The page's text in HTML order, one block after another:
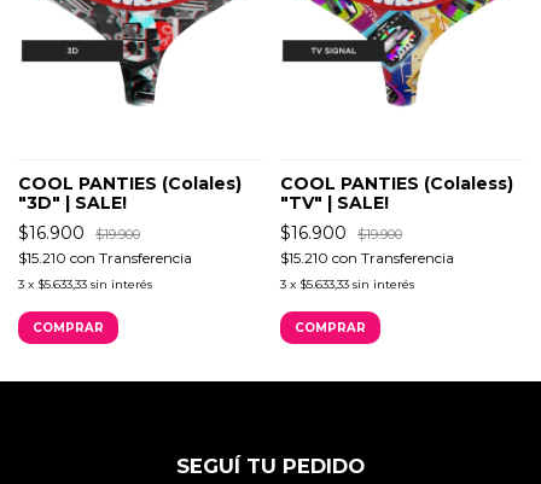
COOL PANTIES (Colales)
"3D" | SALE!
$16.900
$19.900
$15.210 con Transferencia
3 x $5.633,33 sin interés
COMPRAR
COOL PANTIES (Colaless)
"TV" | SALE!
$16.900
$19.900
$15.210 con Transferencia
3 x $5.633,33 sin interés
COMPRAR
SEGUÍ TU PEDIDO